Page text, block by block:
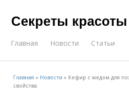
Секреты
Главная Новости Статьи
Главная » Новости » Кефир с медом для
свойства